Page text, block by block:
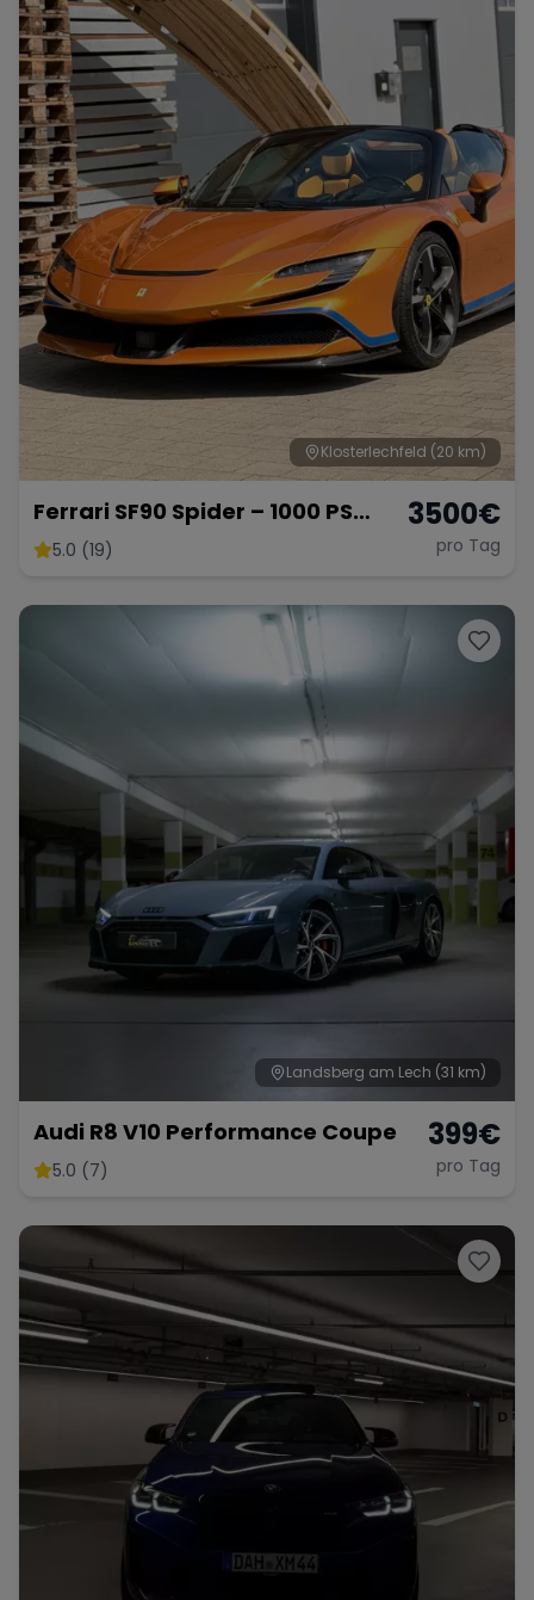
Klosterlechfeld (20 km)
Ferrari SF90 Spider – 1000 PS
Supersportwagen
5.0 (19)
3500€
pro Tag
Landsberg am Lech (31 km)
Audi R8 V10 Performance Coupe
5.0 (7)
399€
pro Tag